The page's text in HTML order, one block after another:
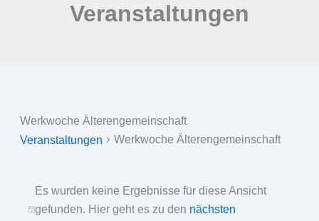
Veranstaltungen
Werkwoche Älterengemeinschaft
Veranstaltungen
Werkwoche Älterengemeinschaft
Hinweis
Es wurden keine Ergebnisse für diese Ansicht
gefunden. Hier geht es zu den nächsten